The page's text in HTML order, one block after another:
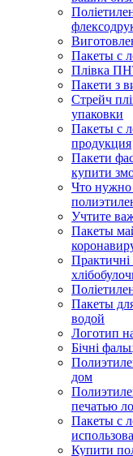
Пакеты с
Плівка
Пакети з
Стрейч
упаковки
Пакеты с
продукция
Пакети
купити
Что нужно
Учтите
Пакеты
Практичні
Пакеты
водой
Логотип
Бічні
дом
печатью
Пакеты с
Купити